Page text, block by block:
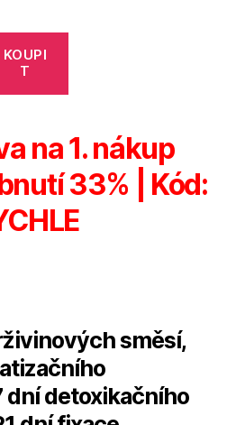
KOUPI
T
na 1. nákup
33% | Kód:
směsí,
dní detoxikačního